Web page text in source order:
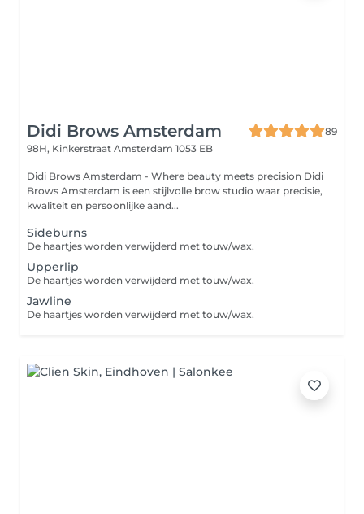
Didi Brows Amsterdam
89
98H, Kinkerstraat Amsterdam 1053 EB
Didi Brows Amsterdam - Where beauty meets precision Didi
Brows Amsterdam is een stijlvolle brow studio waar precisie,
kwaliteit en persoonlijke aand...
Sideburns
De haartjes worden verwijderd met touw/wax.
Upperlip
De haartjes worden verwijderd met touw/wax.
Jawline
De haartjes worden verwijderd met touw/wax.